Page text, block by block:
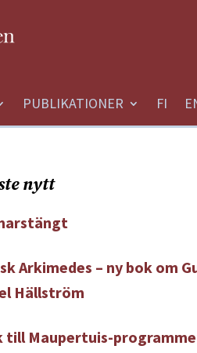
PUBLIKATIONER
nytt
Arkimedes – ny bok om
Hällström
till Maupertuis-